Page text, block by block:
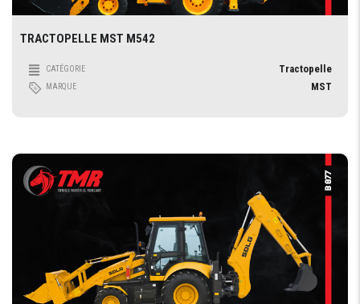
TRACTOPELLE MST M542
CATÉGORIE Tractopelle
MARQUE MST